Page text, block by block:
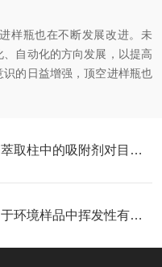
瓶也在不断发展改进。未
自动化的方向发展，以提高
的日益增强，顶空进样瓶也
固相萃取仪利用固相萃取柱中的吸附剂对目标化合物进行选择性吸附
吹扫捕集瓶是一种用于环境样品中挥发性有机物分析的采样容器